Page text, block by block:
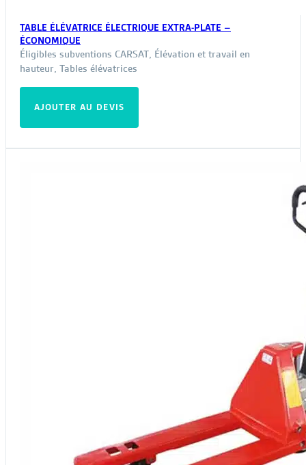
TABLE ÉLÉVATRICE ÉLECTRIQUE EXTRA-PLATE –
ÉCONOMIQUE
Éligibles subventions CARSAT, Élévation et travail en
hauteur, Tables élévatrices
AJOUTER AU DEVIS